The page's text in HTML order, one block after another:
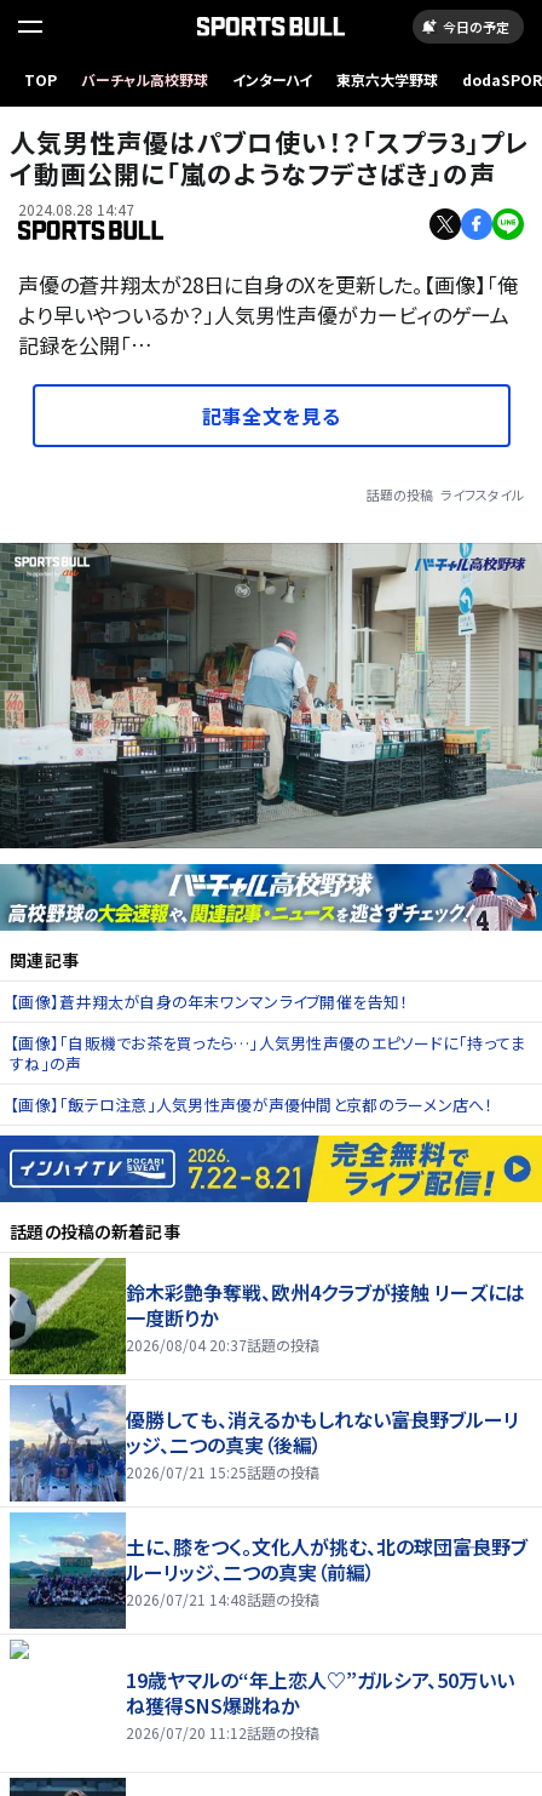
今日の予定
TOP バーチャル高校野球 インターハイ 東京六大学野球
人気男性声優はパブロ使い！？「スプラ3」プレ
イ動画公開に「嵐のようなフデさばき」の声
2024.08.28 14:47
声優の蒼井翔太が28日に自身のXを更新した。【画像】「俺
より早いやついるか？」人気男性声優がカービィのゲーム
記録を公開「…
記事全文を見る
話題の投稿 ライフスタイル
関連記事
【画像】蒼井翔太が自身の年末ワンマンライブ開催を告知！
【画像】「自販機でお茶を買ったら…」人気男性声優のエピソードに「持ってま
すね」の声
【画像】「飯テロ注意」人気男性声優が声優仲間と京都のラーメン店へ！
話題の投稿の新着記事
鈴木彩艶争奪戦、欧州4クラブが接触 リーズには
一度断りか
2026/08/04 20:37話題の投稿
優勝しても、消えるかもしれない――富良野ブルーリ
ッジ、二つの真実（後編）
2026/07/21 15:25話題の投稿
土に、膝をつく。文化人が挑む、北の球団――富良野ブ
ルーリッジ、二つの真実（前編）
2026/07/21 14:48話題の投稿
19歳ヤマルの“年上恋人♡”ガルシア、50万いい
ね獲得SNS爆跳ねか
2026/07/20 11:12話題の投稿